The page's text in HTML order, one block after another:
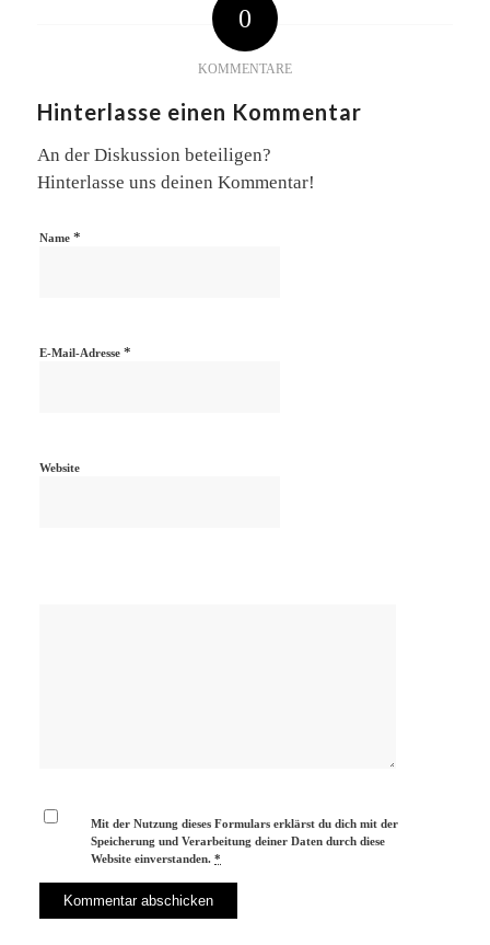
0
KOMMENTARE
Hinterlasse einen Kommentar
An der Diskussion beteiligen?
Hinterlasse uns deinen Kommentar!
Name *
E-Mail-Adresse *
Website
Mit der Nutzung dieses Formulars erklärst du dich mit der
Speicherung und Verarbeitung deiner Daten durch diese
Website einverstanden.*